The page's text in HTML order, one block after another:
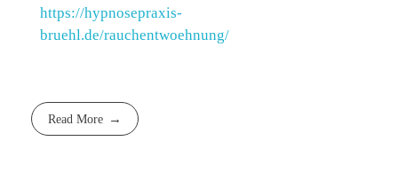
https://hypnosepraxis-
bruehl.de/rauchentwoehnung/
Read More